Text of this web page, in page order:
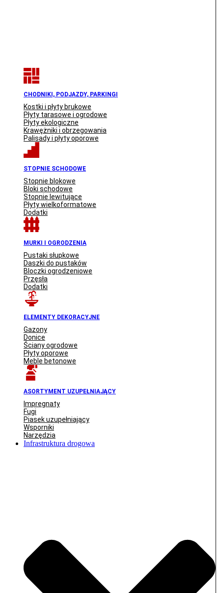
CHODNIKI, PODJAZDY, PARKINGI
Kostki i płyty brukowe
Płyty tarasowe i ogrodowe
Płyty ekologiczne
Krawężniki i obrzegowania
Palisady i płyty oporowe
STOPNIE SCHODOWE
Stopnie blokowe
Bloki schodowe
Stopnie lewitujące
Płyty wielkoformatowe
Dodatki
MURKI I OGRODZENIA
Pustaki słupkowe
Daszki do pustaków
Bloczki ogrodzeniowe
Przęsła
Dodatki
ELEMENTY DEKORACYJNE
Gazony
Donice
Ściany ogrodowe
Płyty oporowe
Meble betonowe
ASORTYMENT UZUPEŁNIAJĄCY
Impregnaty
Fugi
Piasek uzupełniający
Wsporniki
Narzędzia
Infrastruktura drogowa